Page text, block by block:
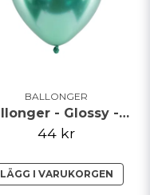
BALLONGER
Ballonger - Glossy - Grön
44 kr
LÄGG I VARUKORGEN